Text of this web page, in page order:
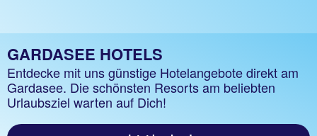
GARDASEE HOTELS
Entdecke mit uns günstige Hotelangebote direkt am
Gardasee. Die schönsten Resorts am beliebten
Urlaubsziel warten auf Dich!